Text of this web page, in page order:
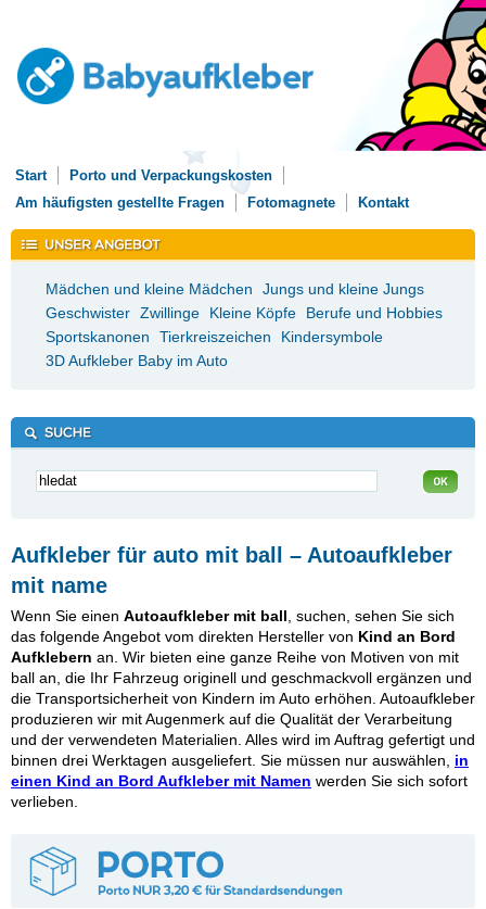
Start
Porto und Verpackungskosten
Am häufigsten gestellte Fragen
Fotomagnete Kontakt
Mädchen und kleine Mädchen
Jungs und kleine Jungs
Geschwister Zwillinge Kleine Köpfe
Berufe und Hobbies
Sportskanonen
Tierkreiszeichen
Kindersymbole
3D Aufkleber Baby im Auto
Aufkleber für auto mit ball – Autoaufkleber
mit name
Wenn Sie einen Autoaufkleber mit ball , suchen, sehen Sie sich
das folgende Angebot vom direkten Hersteller von Kind an Bord
Aufklebern an. Wir bieten eine ganze Reihe von Motiven von mit
ball an, die Ihr Fahrzeug originell und geschmackvoll ergänzen und
die Transportsicherheit von Kindern im Auto erhöhen. Autoaufkleber
produzieren wir mit Augenmerk auf die Qualität der Verarbeitung
und der verwendeten Materialien. Alles wird im Auftrag gefertigt und
binnen drei Werktagen ausgeliefert. Sie müssen nur auswählen, in
einen Kind an Bord Aufkleber mit Namen werden Sie sich sofort
verlieben.